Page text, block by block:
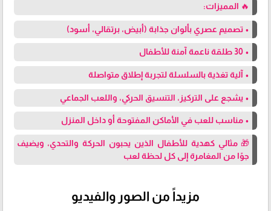
🔥 المميزات:
• تصميم عصري بألوان جذابة (أبيض، برتقالي، أسود)
• 30 طلقة ناعمة آمنة للأطفال
• آلية تغذية بالسلسلة لتجربة إطلاق متواصلة
• يشجع على التركيز، التنسيق الحركي، واللعب الجماعي
• مناسب للعب في الأماكن المفتوحة أو داخل المنزل
🎁 مثالي كهدية للأطفال الذين يحبون الحركة والتحدي، ويضيف
جوًا من المغامرة إلى كل لحظة لعب
مزيداً من الصور والفيديو